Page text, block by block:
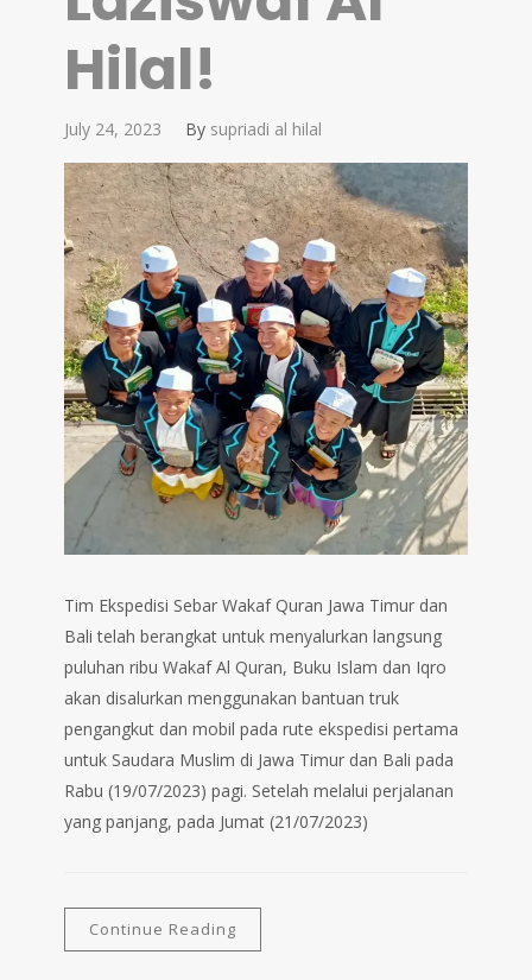
Hilal!
July 24, 2023 By supriadi al hilal
Tim Ekspedisi Sebar Wakaf Quran Jawa Timur dan
Bali telah berangkat untuk menyalurkan langsung
puluhan ribu Wakaf Al Quran, Buku Islam dan Iqro
akan disalurkan menggunakan bantuan truk
pengangkut dan mobil pada rute ekspedisi pertama
untuk Saudara Muslim di Jawa Timur dan Bali pada
Rabu (19/07/2023) pagi. Setelah melalui perjalanan
yang panjang, pada Jumat (21/07/2023)
Continue Reading